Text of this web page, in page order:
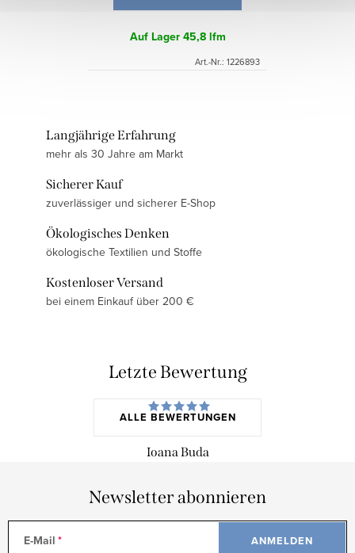
Auf Lager45,8 lfm
Art.-Nr.: 1226893
Langjährige Erfahrung
mehr als 30 Jahre am Markt
Sicherer Kauf
zuverlässiger und sicherer E-Shop
Ökologisches Denken
ökologische Textilien und Stoffe
Kostenloser Versand
bei einem Einkauf über 200 €
Letzte Bewertung
ALLE BEWERTUNGEN
Ioana Buda
Newsletter abonnieren
E-Mail ANMELDEN